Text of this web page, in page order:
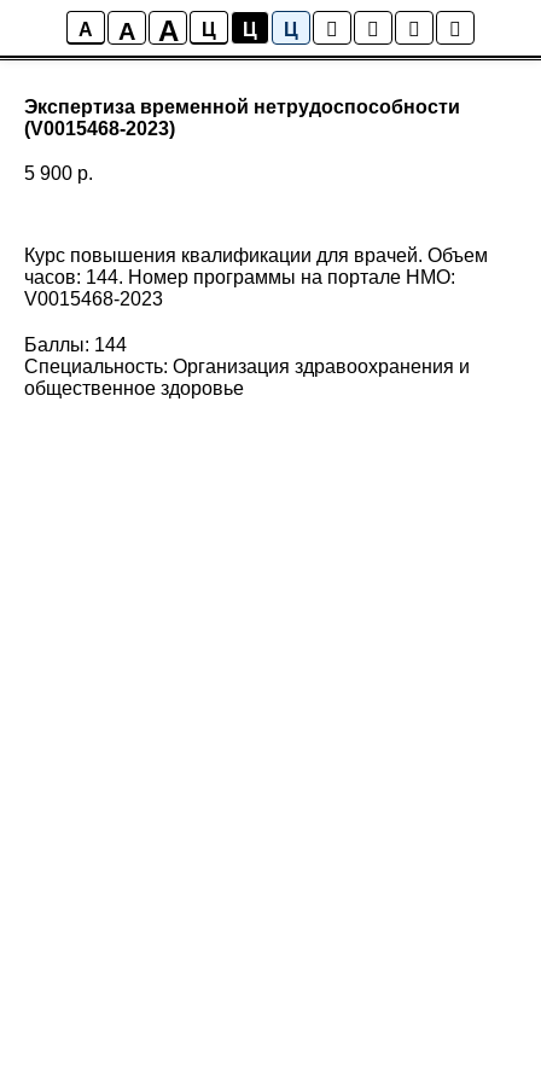
A A A Ц Ц Ц
Экспертиза временной нетрудоспособности
(V0015468-2023)
5 900 р.
Курс повышения квалификации для врачей. Объем
часов: 144. Номер программы на портале НМО:
V0015468-2023
Баллы: 144
Специальность: Организация здравоохранения и
общественное здоровье